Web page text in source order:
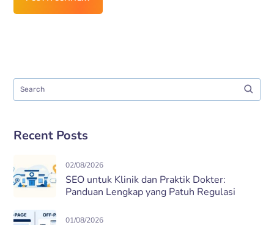
Recent Posts
02/08/2026
SEO untuk Klinik dan Praktik Dokter:
Panduan Lengkap yang Patuh Regulasi
01/08/2026